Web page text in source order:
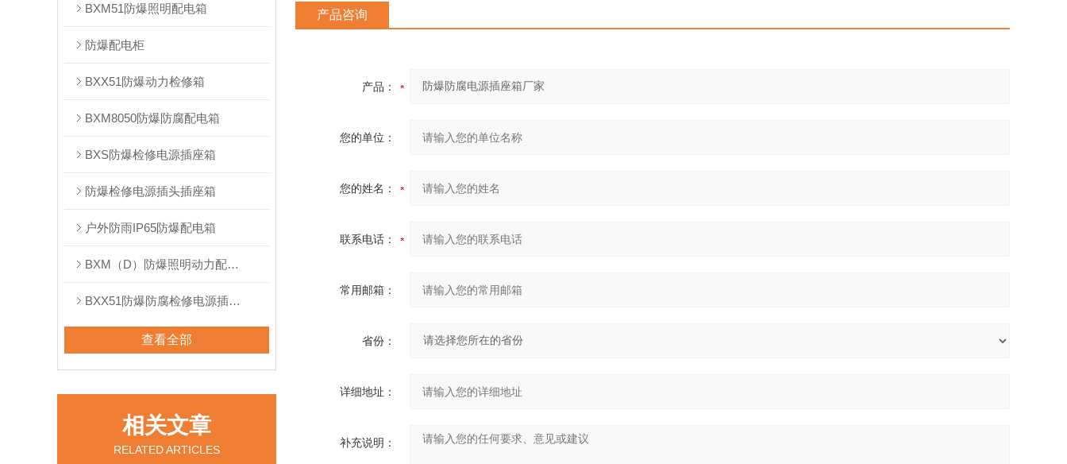
BXM51防爆照明配电箱
防爆配电柜
BXX51防爆动力检修箱
BXM8050防爆防腐配电箱
BXS防爆检修电源插座箱
防爆检修电源插头插座箱
户外防雨IP65防爆配电箱
BXM（D）防爆照明动力配电箱
BXX51防爆防腐检修电源插座箱
查看全部
相关文章
RELATED ARTICLES
产品咨询
产品：
您的单位：
您的姓名：
联系电话：
常用邮箱：
省份：
详细地址：
补充说明：